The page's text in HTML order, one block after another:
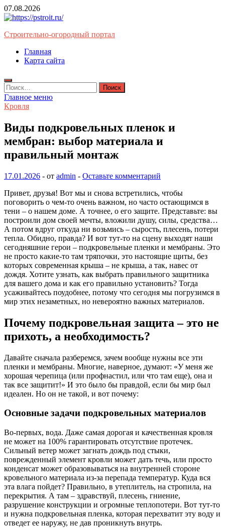
Перейти
к
07.08.2026
Строительно-огородный портал
Главная
Карта сайта
Найти:
Главное меню
Кровля
Виды подкровельных пленок и
мембран: выбор материала и
правильный монтаж
17.01.2026 - от admin - Оставьте комментарий
Привет, друзья! Вот мы и снова встретились, чтобы
поговорить о чем-то очень важном, но часто остающимся в
тени – о нашем доме. А точнее, о его защите. Представьте: вы
построили дом своей мечты, вложили душу, силы, средства…
А потом вдруг откуда ни возьмись – сырость, плесень, потери
тепла. Обидно, правда? И вот тут-то на сцену выходят наши
сегодняшние герои – подкровельные пленки и мембраны. Это
не просто какие-то там тряпочки, это настоящие щиты, без
которых современная крыша – не крыша, а так, навес от
дождя. Хотите узнать, как выбрать правильного защитника
для вашего дома и как его правильно установить? Тогда
усаживайтесь поудобнее, потому что сегодня мы погрузимся в
мир этих незаметных, но невероятно важных материалов.
Почему подкровельная защита – это не
прихоть, а необходимость?
Давайте сначала разберемся, зачем вообще нужны все эти
пленки и мембраны. Многие, наверное, думают: «У меня же
хорошая черепица (или профнастил, или что там еще), она и
так все защитит!» И это было бы правдой, если бы мир был
идеален. Но он не такой, и вот почему:
Основные задачи подкровельных материалов
Во-первых, вода. Даже самая дорогая и качественная кровля
не может на 100% гарантировать отсутствие протечек.
Сильный ветер может загнать дождь под стыки,
поврежденный элемент кровли может дать течь, или просто
конденсат может образовываться на внутренней стороне
кровельного материала из-за перепада температур. Куда вся
эта влага пойдет? Правильно, в утеплитель, на стропила, на
перекрытия. А там – здравствуй, плесень, гниение,
разрушение конструкции и огромные теплопотери. Вот тут-то
и нужна подкровельная пленка, которая перехватит эту воду и
отведет ее наружу, не дав проникнуть внутрь.